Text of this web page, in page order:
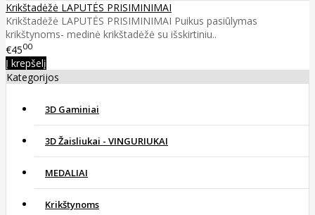
Krikštadėžė LAPUTĖS PRISIMINIMAI
Krikštadėžė LAPUTĖS PRISIMINIMAI Puikus pasiūlymas
krikštynoms- medinė krikštadėžė su išskirtiniu..
€4500
Į krepšelį
Kategorijos
3D Gaminiai
3D Žaisliukai - VINGURIUKAI
MEDALIAI
Krikštynoms